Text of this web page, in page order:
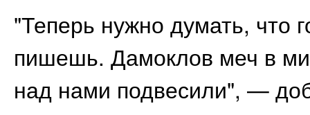
"Теперь нужно думать, что
пишешь. Дамоклов меч в
над нами подвесили", —